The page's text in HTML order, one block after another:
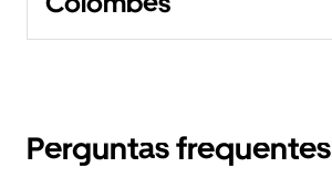
Perguntas frequentes